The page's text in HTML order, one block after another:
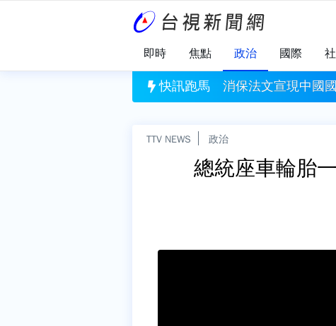
即時 焦點 政治 國際
快訊跑馬
衛生疑慮 日媒揭吹哨者被霸凌 消保法文宣現中國
TTV NEWS 政治
總統座車輪胎